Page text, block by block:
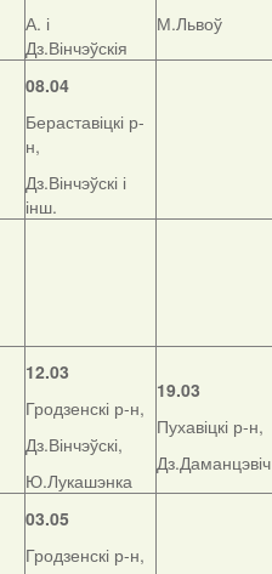
А. і
Дз.Вінчэўскія
М.Львоў
08.04
Бераставіцкі р-
н,
Дз.Вінчэўскі і
інш.
12.03
Гродзенскі р-н,
Дз.Вінчэўскі,
Ю.Лукашэнка
19.03
Пухавіцкі р-н,
Дз.Даманцэвіч
03.05
Гродзенскі р-н,